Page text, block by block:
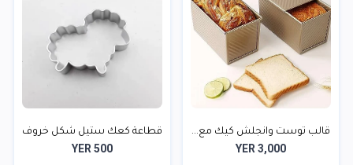
قالب توست وانجلش كيك مع...
YER 3,000
قطاعة كعك ستيل شكل خروف
YER 500